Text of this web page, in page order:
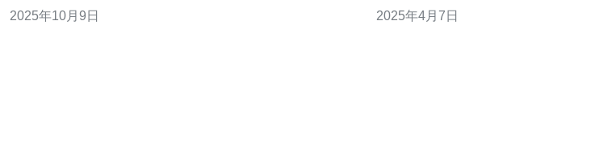
服务器地址的选择与推荐。 以下是文章的详细内容，分为
2025年10月9日
师，您将承担以下职责和要求： 设计和部署服务器架构 您
2025年4月7日